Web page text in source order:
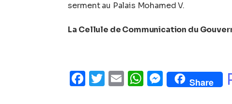
serment au Palais Mohamed V.
La Cellule de Communication du
Facebook
Twitter
EmailWhatsApp
Share